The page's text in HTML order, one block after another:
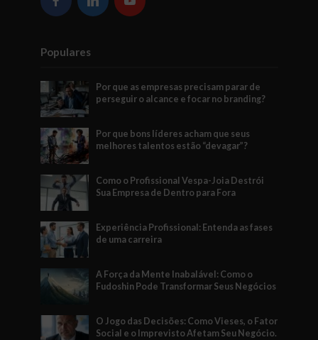
Populares
Por que as empresas precisam parar de
perseguir o alcance e focar no branding?
Por que bons líderes acham que seus
melhores talentos estão “devagar”?
Como o Profissional Vespa-Joia Destrói
Sua Empresa de Dentro para Fora
Experiência Profissional: Entenda as fases
de uma carreira
A Força da Mente Inabalável: Como o
Fudoshin Pode Transformar Seus Negócios
O Jogo das Decisões: Como Vieses, o Fator
Social e o Imprevisto Afetam Seu Negócio.